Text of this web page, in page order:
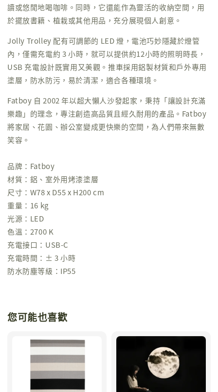
讀或悠閒地喝咖啡。同時，它還能作為靈活的收納空間，用
於擺放書籍、植栽或其他用品，充分展現個人創意。
Jolly Trolley 配有可調節的 LED 燈，電池巧妙隱藏於燈管
內，僅需充電約 3 小時，就可以提供約12小時的照明時長，
USB 充電設計既實用又美觀。推車採用鋁製材質和戶外專用
塗層，防水防污，易於清潔，適合各種環境。
Fatboy 自 2002 年以超大懶人沙發起家，秉持「讓設計充滿
樂趣」的理念，專注創造高品質且經久耐用的產品。Fatboy
將家居、花園、辦公室變成更快樂的空間，為人們帶來無數
笑容。
品牌：Fatboy
材質：鋁、室外用烤漆塗層
尺寸：W78 x D55 x H200 cm
重量：16 kg
光源：LED
色溫：2700 K
充電接口：USB-C
充電時間：± 3 小時
防水防塵等級：IP55
您可能也喜歡